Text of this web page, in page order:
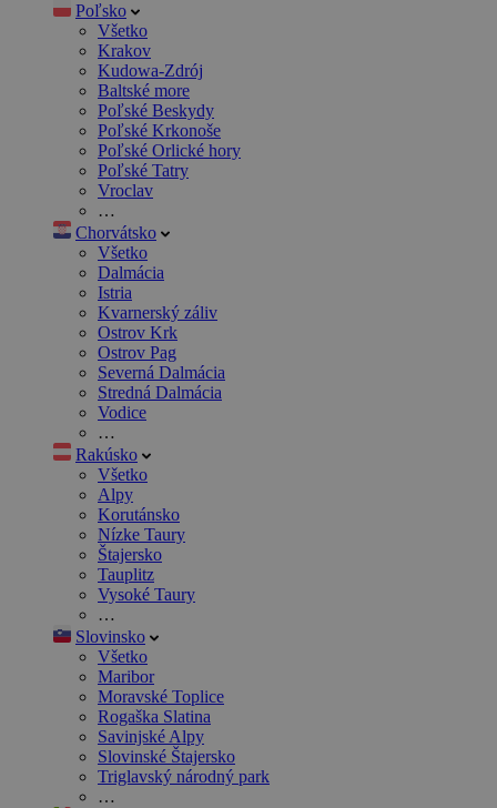
Poľsko
Všetko
Krakov
Kudowa-Zdrój
Baltské more
Poľské Beskydy
Poľské Krkonoše
Poľské Orlické hory
Poľské Tatry
Vroclav
…
Chorvátsko
Všetko
Dalmácia
Istria
Kvarnerský záliv
Ostrov Krk
Ostrov Pag
Severná Dalmácia
Stredná Dalmácia
Vodice
…
Rakúsko
Všetko
Alpy
Korutánsko
Nízke Taury
Štajersko
Tauplitz
Vysoké Taury
…
Slovinsko
Všetko
Maribor
Moravské Toplice
Rogaška Slatina
Savinjské Alpy
Slovinské Štajersko
Triglavský národný park
…